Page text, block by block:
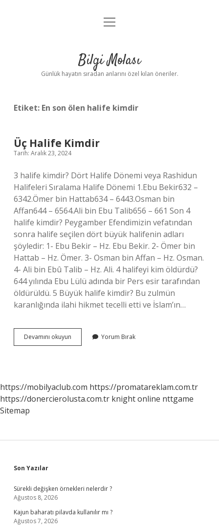
Anasayfa
Yasal Uyarı
menüyü
Bilgi Molası
Günlük hayatın sıradan anlarını özel kılan öneriler.
Etiket: En son ölen halife kimdir
Üç Halife Kimdir
Tarih: Aralık 23, 2024
3 halife kimdir? Dört Halife Dönemi veya Rashidun
Halifeleri Sıralama Halife Dönemi 1.Ebu Bekir632 –
6342.Ömer bin Hattab634 – 6443.Osman bin
Affan644 – 6564.Ali bin Ebu Talib656 – 661 Son 4
halife kimdir? Peygamber Efendimizin vefatından
sonra halife seçilen dört büyük halifenin adları
şöyledir: 1- Ebu Bekir – Hz. Ebu Bekir. 2- Ömer bin
Hattab – Hz. Ömer. 3- Osman bin Affan – Hz. Osman.
4- Ali bin Ebû Talib – Hz. Ali. 4 halifeyi kim öldürdü?
644 yılında Ebu Lülü adında bir Pers esir tarafından
öldürüldü. 5 Büyük halife kimdir? Bu zulmün
karanlığında ilahi hikmet tecelli etti ve İslam’ın…
Devamını okuyun
Halife
Yorum Bırak
https://mobilyaclub.com https://promatareklam.com.tr
https://donercierolusta.com.tr knight online nttgame
Sitemap
Sidebar
Son Yazılar
Sürekli değişken örnekleri nelerdir ?
Ağustos 8, 2026
Kajun baharatı pilavda kullanılır mı ?
Ağustos 7, 2026